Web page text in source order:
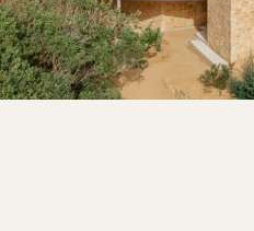
Par espace extérieur
Parement façade extérieure
Mur de terrasse